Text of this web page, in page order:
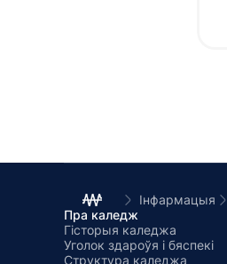
Інфармацыя
Пра каледж
Гісторыя каледжа
Уголок здароўя і бяспекі
Структура каледжа